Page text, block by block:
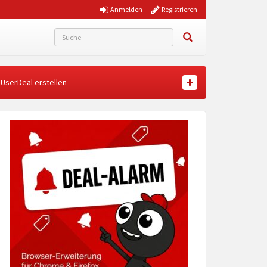
Registrieren
Anmelden
UserDeal erstellen